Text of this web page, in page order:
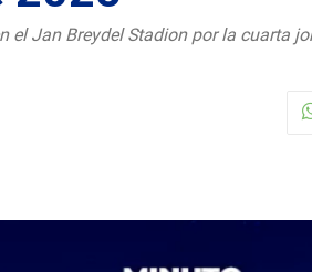
el Jan Breydel Stadion por la cuarta